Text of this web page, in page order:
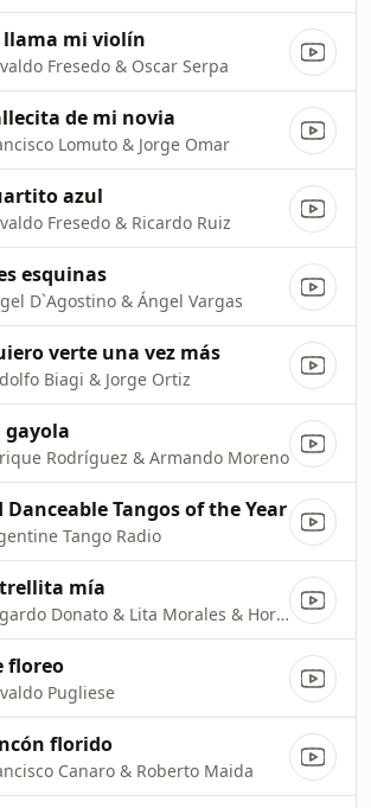
llama mi violín
Fresedo & Oscar Serpa
de mi novia
Lomuto & Jorge Omar
azul
Fresedo & Ricardo Ruiz
esquinas
D`Agostino & Ángel Vargas
verte una vez más
Biagi & Jorge Ortiz
gayola
Rodríguez & Armando Moreno
Danceable Tangos of the Year
Tango Radio
mía
Edgardo Donato & Lita Morales & Horacio Lagos & Romeo Gavioli
floreo
Pugliese
florido
Canaro & Roberto Maida